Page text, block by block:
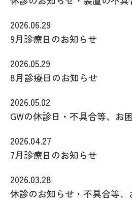
2026.06.29
9月診療日のお知らせ
2026.05.29
8月診療日のお知らせ
2026.05.02
GWの休診日・不具合等、お
2026.04.27
7月診療日のお知らせ
2026.03.28
休診のお知らせ・不具合等